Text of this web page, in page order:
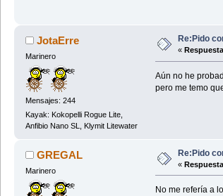
JotaErre
Marinero
Mensajes: 244
Kayak: Kokopelli Rogue Lite,
Anfibio Nano SL, Klymit Litewater
Re:Pido
«
Aún no he
pero me temo
GREGAL
Marinero
Re:Pido
«
No me refería a